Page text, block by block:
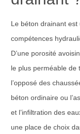
Le béton drainant est
compétences
D’une porosité
le plus perméable de
l’opposé des
béton ordinaire ou
et l’infiltration des
une place de choix